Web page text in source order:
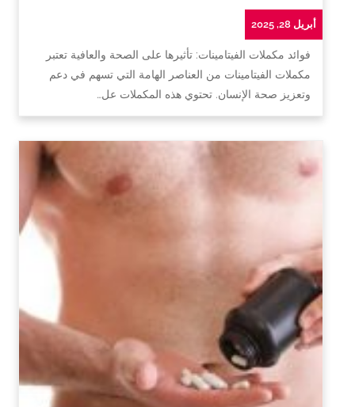
أبريل 28, 2025
فوائد مكملات الفيتامينات: تأثيرها على الصحة والعافية تعتبر
مكملات الفيتامينات من العناصر الهامة التي تسهم في دعم
وتعزيز صحة الإنسان. تحتوي هذه المكملات عل…